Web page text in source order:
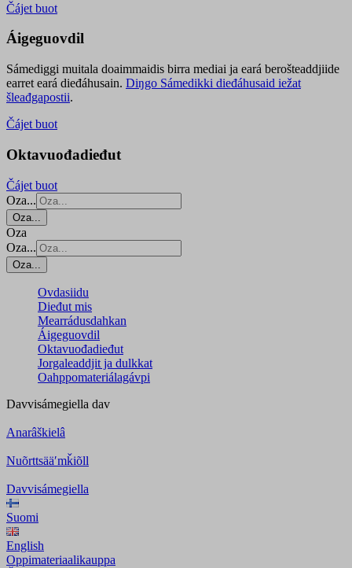
Čájet buot
Áigeguovdil
Sámediggi muitala doaimmaidis birra mediai ja eará berošteaddjiide
earret eará dieđáhusain. Diŋgo Sámedikki dieđáhusaid iežat
šleađgapostii.
Čájet buot
Oktavuođadieđut
Čájet buot
Oza...
Oza...
Oza
Oza...
Oza...
Ovdasiidu
Dieđut mis
Mearrádusdahkan
Áigeguovdil
Oktavuođadieđut
Jorgaleaddjit ja dulkkat
Oahppomateriálagávpi
Davvisámegiella dav
Anarâškielâ
Nuõrttsääʹmǩiõll
Davvisámegiella
Suomi
English
Oppimateriaalikauppa